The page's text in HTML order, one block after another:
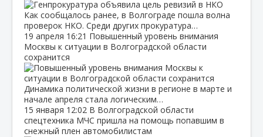
Как сообщалось ранее, в Волгограде пошла волна
проверок НКО. Среди других прокуратура…
19 апреля 16:21 Повышенный уровень внимания
Москвы к ситуации в Волгоградской области
сохранится
Динамика политической жизни в регионе в марте и
начале апреля стала логическим…
15 января 12:02 В Волгоградской области
спецтехника МЧС пришла на помощь попавшим в
снежный плен автомобилистам